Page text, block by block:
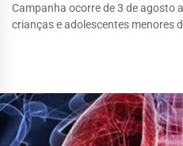
Campanha ocorre de 3 de agosto
crianças e adolescentes menores